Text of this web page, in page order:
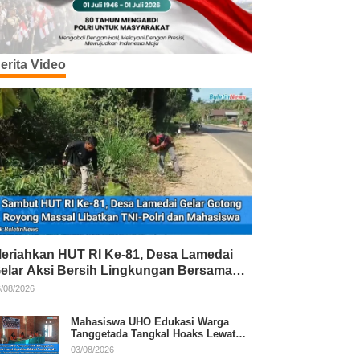
Video
HUT RI Ke-81, Desa Lamedai
Aksi Bersih Lingkungan Bersama
Polri
08/2026
Mahasiswa UHO Edukasi Warga
Tanggetada Tangkal Hoaks Lewat
Program Literasi
03/08/2026